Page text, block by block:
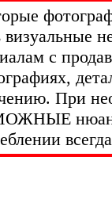
визуальные
с
При